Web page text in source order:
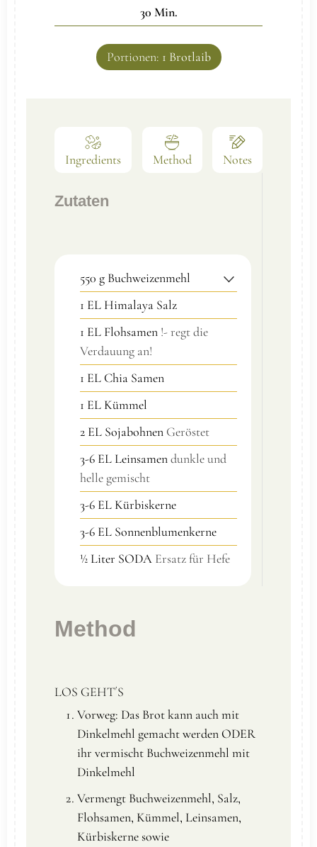
30 Min.
Portionen: 1 Brotlaib
Ingredients Method Notes
Zutaten
550 g Buchweizenmehl
1 EL Himalaya Salz
1 EL Flohsamen !- regt die
Verdauung an!
1 EL Chia Samen
1 EL Kümmel
2 EL Sojabohnen Geröstet
3-6 EL Leinsamendunkle und
helle gemischt
3-6 EL Kürbiskerne
3-6 EL Sonnenblumenkerne
½ Liter SODA Ersatz für Hefe
Method
LOS GEHT´S
Vorweg: Das Brot kann auch mit
Dinkelmehl gemacht werden ODER
ihr vermischt Buchweizenmehl mit
Dinkelmehl
Vermengt Buchweizenmehl, Salz,
Flohsamen, Kümmel, Leinsamen,
Kürbiskerne sowie